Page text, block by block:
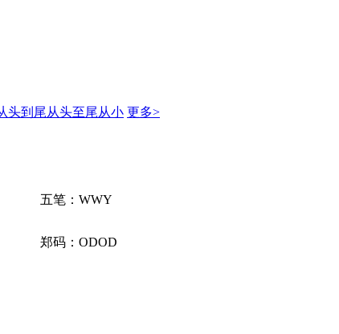
头到尾从头至尾从小 更多>
五笔：WWY
郑码：ODOD